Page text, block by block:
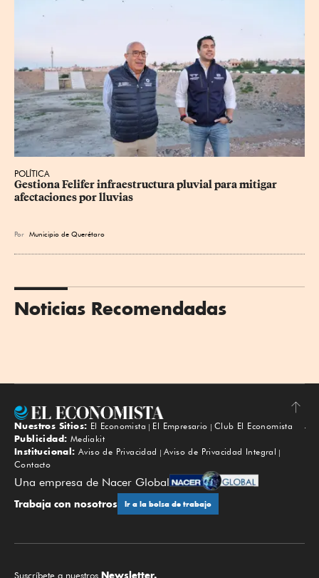
POLÍTICA
Gestiona Felifer infraestructura pluvial para mitigar
afectaciones por lluvias
Por Municipio de Querétaro
Noticias Recomendadas
Subir
Nuestros Sitios: El Economista El Empresario
Club El Economista
Publicidad: Mediakit
Institucional: Aviso de Privacidad
Aviso de Privacidad Integral
Contacto
Una empresa de Nacer Global
Trabaja con nosotros Ir a la bolsa de trabajo
Suscríbete a nuestros Newsletter.